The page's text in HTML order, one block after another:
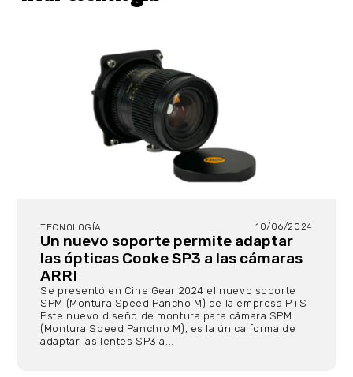
TECNOLOGÍA 10/06/2024
Un nuevo soporte permite adaptar
las ópticas Cooke SP3 a las cámaras
ARRI
Se presentó en Cine Gear 2024 el nuevo soporte
SPM (Montura Speed Pancho M) de la empresa P+S
Este nuevo diseño de montura para cámara SPM
(Montura Speed ​​Panchro M), es la única forma de
adaptar las lentes SP3 a...